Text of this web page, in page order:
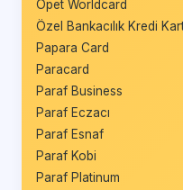
Opet Worldcard
Özel Bankacılık Kredi
Papara Card
Paracard
Paraf Business
Paraf Eczacı
Paraf Esnaf
Paraf Kobi
Paraf Platinum